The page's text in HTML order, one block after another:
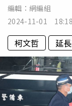
編輯： 網編組
2024-11-01 18:18
柯文哲 延